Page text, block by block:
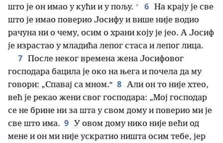
што је он имао у кући и у пољу. + 6 На крају је све
што је имао поверио Јосифу и више није водио
рачуна ни о чему, осим о храни коју је јео. А Јосиф
је израстао у младића лепог стаса и лепог лица.
7 После неког времена жена Јосифовог
господара бацила је око на њега и почела да му
говори: „Спавај са мном.“ 8 Али он то није хтео,
већ је рекао жени свог господара: „Мој господар
се не брине ни за шта у свом дому и поверио ми је
све што има. 9
У овом дому нико није већи од
мене и он ми није ускратио ништа осим тебе, јер